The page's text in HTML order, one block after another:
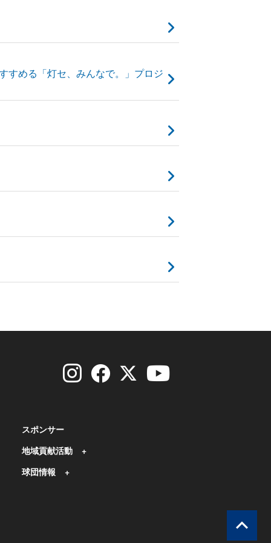
すめる「灯セ、みんなで。」プロジ
スポンサー
地域貢献活動
球団情報